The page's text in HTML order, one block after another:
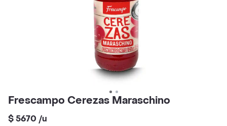
Frescampo Cerezas Maraschino
$ 5670 /u